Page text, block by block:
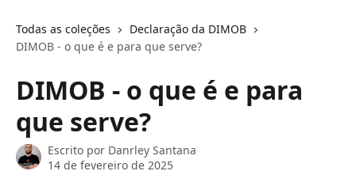
Todas as coleções
Declaração da DIMOB
DIMOB - o que é e para que serve?
DIMOB - o que é e para
que serve?
Escrito por Danrley Santana
14 de fevereiro de 2025